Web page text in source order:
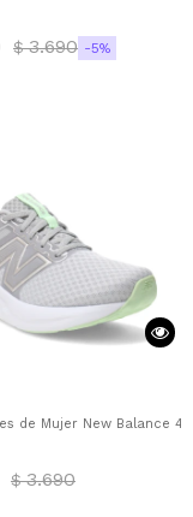
$ 3.690 5
- Blanco
de Mujer New Balance
$ 3.690